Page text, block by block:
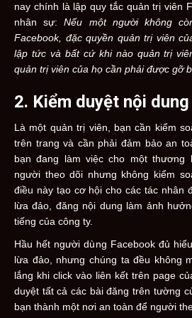
nay chính là lập quy tắc quản trị viên
nhân sự:Nếu một người không
Facebook, đặc quyền quản trị viên
lập tức và bất cứ khi nào quản trị
quản trị viên của họ cần phải được gỡ
2. Kiểm duyệt nội
Là một quản trị viên, bạn cần kiểm
trên trang và cần phải đảm bảo an
bạn đang làm việc cho một thương
người theo dõi nhưng không kiểm
điều này tạo cơ hội cho các tác nhân
lừa đảo, đăng nội dung làm ảnh
tiếng của công ty.
Hầu hết người dùng Facebook đủ
lừa đảo, nhưng chúng ta đều không
lắng khi click vào liên kết trên page
duyệt tất cả các bài đăng trên tường
bạn thành một nơi an toàn để người